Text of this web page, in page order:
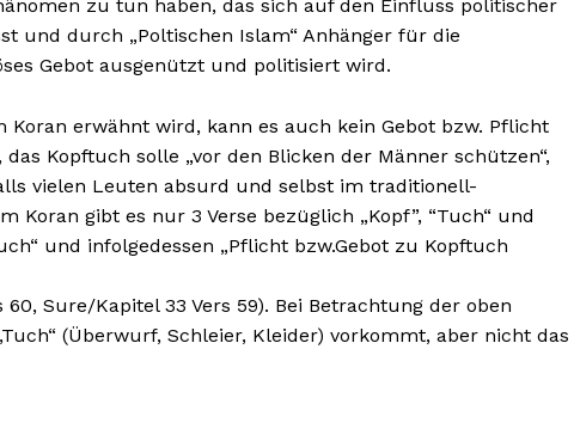
zu tun haben, das sich auf den Einfluss politischer
durch „Poltischen Islam“ Anhänger für die
Gebot ausgenützt und politisiert wird.
Koran erwähnt wird, kann es auch kein Gebot bzw. Pflicht
Kopftuch solle „vor den Blicken der Männer schützen“,
vielen Leuten absurd und selbst im traditionell-
gibt es nur 3 Verse bezüglich „Kopf”, “Tuch“ und
und infolgedessen „Pflicht bzw.Gebot zu Kopftuch
Sure/Kapitel 33 Vers 59). Bei Betrachtung der oben
(Überwurf, Schleier, Kleider) vorkommt, aber nicht das